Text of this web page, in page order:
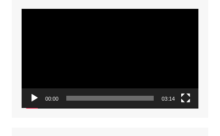
00:00 03:14